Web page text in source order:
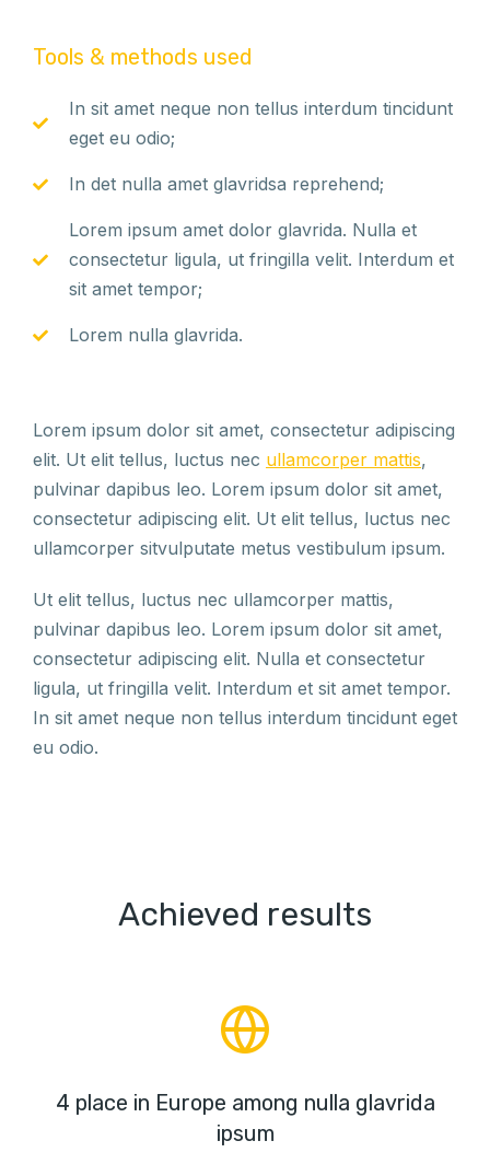
Tools & methods used
In sit amet neque non tellus interdum tincidunt
eget eu odio;
In det nulla amet glavridsa reprehend;
Lorem ipsum amet dolor glavrida. Nulla et
consectetur ligula, ut fringilla velit. Interdum et
sit amet tempor;
Lorem nulla glavrida.
Lorem ipsum dolor sit amet, consectetur adipiscing
elit. Ut elit tellus, luctus nec ullamcorper mattis,
pulvinar dapibus leo. Lorem ipsum dolor sit amet,
consectetur adipiscing elit. Ut elit tellus, luctus nec
ullamcorper sitvulputate metus vestibulum ipsum.
Ut elit tellus, luctus nec ullamcorper mattis,
pulvinar dapibus leo. Lorem ipsum dolor sit amet,
consectetur adipiscing elit. Nulla et consectetur
ligula, ut fringilla velit. Interdum et sit amet tempor.
In sit amet neque non tellus interdum tincidunt eget
eu odio.
Achieved results
4 place in Europe among nulla glavrida
ipsum